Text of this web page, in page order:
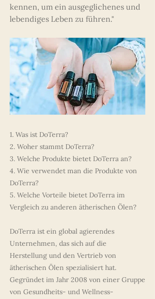
kennen, um ein ausgeglichenes und
lebendiges Leben zu führen."
1. Was ist DoTerra?
2. Woher stammt DoTerra?
3. Welche Produkte bietet DoTerra an?
4. Wie verwendet man die Produkte von
DoTerra?
5. Welche Vorteile bietet DoTerra im
Vergleich zu anderen ätherischen Ölen?
DoTerra ist ein global agierendes
Unternehmen, das sich auf die
Herstellung und den Vertrieb von
ätherischen Ölen spezialisiert hat.
Gegründet im Jahr 2008 von einer Gruppe
von Gesundheits- und Wellness-